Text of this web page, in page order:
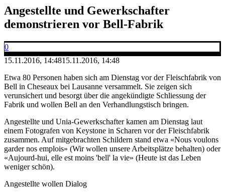
Angestellte und Gewerkschafter
demonstrieren vor Bell-Fabrik
0
15.11.2016, 14:4815.11.2016, 14:48
Etwa 80 Personen haben sich am Dienstag vor der Fleischfabrik von
Bell in Cheseaux bei Lausanne versammelt. Sie zeigen sich
verunsichert und besorgt über die angekündigte Schliessung der
Fabrik und wollen Bell an den Verhandlungstisch bringen.
Angestellte und Unia-Gewerkschafter kamen am Dienstag laut
einem Fotografen von Keystone in Scharen vor der Fleischfabrik
zusammen. Auf mitgebrachten Schildern stand etwa «Nous voulons
garder nos emplois» (Wir wollen unsere Arbeitsplätze behalten) oder
«Aujourd-hui, elle est moins 'bell' la vie» (Heute ist das Leben
weniger schön).
Angestellte wollen Dialog